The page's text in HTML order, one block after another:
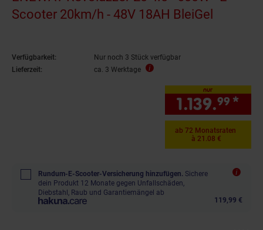
Scooter 20km/h - 48V 18AH BleiGel
Verfügbarkeit:
Nur noch 3 Stück verfügbar
Lieferzeit:
ca. 3 Werktage
nur
1.139.99 *
ab 72 Monatsraten
à 21.08 €
Rundum-E-Scooter-Versicherung hinzufügen. Sichere
dein Produkt 12 Monate gegen Unfallschäden,
Diebstahl, Raub und Garantiemängel ab
119,99 €